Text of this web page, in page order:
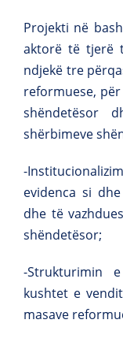
Projekti në
aktorë të tjerë
ndjekë tre
reformuese,
shëndetësor
shërbimeve
-
evidenca si
dhe të
shëndetësor;
-Strukturimin
kushtet e
masave